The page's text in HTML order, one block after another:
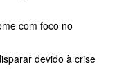
com foco no
devido à crise